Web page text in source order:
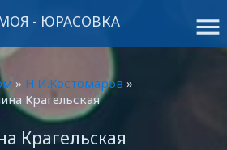
menu
- ЮРАСОВКА
» Н.И.Костомаров »
Крагельская
Крагельская